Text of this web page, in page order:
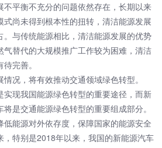
平衡不充分的问题依然存在，长期以来
尚未得到根本性的扭转，清洁能源发展
。与传统能源相比，清洁能源发展的优势
替代的大规模推广工作较为困难，清洁
完善。
，将有效推动交通领域绿色转型。
现我国能源绿色转型的重要途径，而新
是交通能源绿色转型的重要组成部分。
能源对外依存度，保障国家的能源安全
，特别是2018年以来，我国的新能源汽车